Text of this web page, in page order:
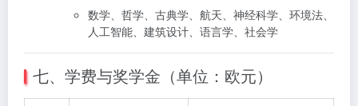
数学、哲学、古典学、航天、神经科学、环境法、
人工智能、建筑设计、语言学、社会学
七、学费与奖学金（单位：欧元）